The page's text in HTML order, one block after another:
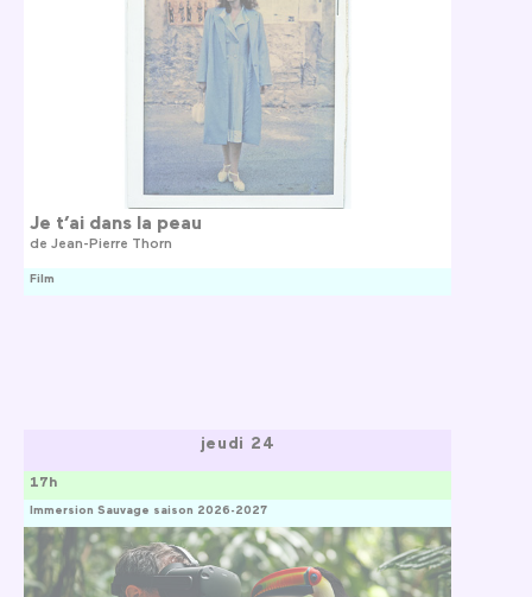
Je t’ai dans la peau
de Jean-Pierre Thorn
Film
jeudi 24
Immersion Sauvage saison 2026-2027
17h